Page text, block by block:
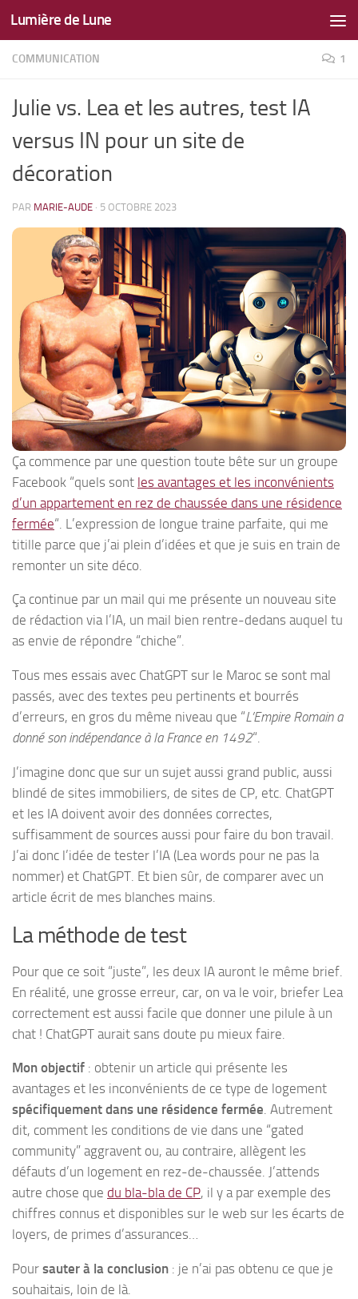
Skip to content
Lumière de Lune
COMMUNICATION 1
Julie vs. Lea et les autres, test IA
versus IN pour un site de
décoration
PAR MARIE-AUDE · 5 OCTOBRE 2023
Ça commence par une question toute bête sur un groupe
Facebook “quels sont les avantages et les inconvénients
d’un appartement en rez de chaussée dans une résidence
fermée“. L’expression de longue traine parfaite, qui me
titille parce que j’ai plein d’idées et que je suis en train de
remonter un site déco.
Ça continue par un mail qui me présente un nouveau site
de rédaction via l’IA, un mail bien rentre-dedans auquel tu
as envie de répondre “chiche”.
Tous mes essais avec ChatGPT sur le Maroc se sont mal
passés, avec des textes peu pertinents et bourrés
d’erreurs, en gros du même niveau que “L’Empire Romain a
donné son indépendance à la France en 1492“.
J’imagine donc que sur un sujet aussi grand public, aussi
blindé de sites immobiliers, de sites de CP, etc. ChatGPT
et les IA doivent avoir des données correctes,
suffisamment de sources aussi pour faire du bon travail.
J’ai donc l’idée de tester l’IA (Lea words pour ne pas la
nommer) et ChatGPT. Et bien sûr, de comparer avec un
article écrit de mes blanches mains.
La méthode de test
Pour que ce soit “juste”, les deux IA auront le même brief.
En réalité, une grosse erreur, car, on va le voir, briefer Lea
correctement est aussi facile que donner une pilule à un
chat ! ChatGPT aurait sans doute pu mieux faire.
Mon objectif : obtenir un article qui présente les
avantages et les inconvénients de ce type de logement
spécifiquement dans une résidence fermée. Autrement
dit, comment les conditions de vie dans une “gated
community” aggravent ou, au contraire, allègent les
défauts d’un logement en rez-de-chaussée. J’attends
autre chose que du bla-bla de CP, il y a par exemple des
chiffres connus et disponibles sur le web sur les écarts de
loyers, de primes d’assurances…
Pour sauter à la conclusion : je n’ai pas obtenu ce que je
souhaitais, loin de là.